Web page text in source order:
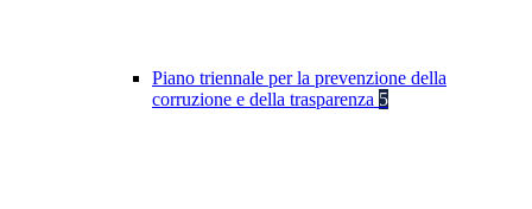
Piano triennale per la prevenzione della
corruzione e della trasparenza 5